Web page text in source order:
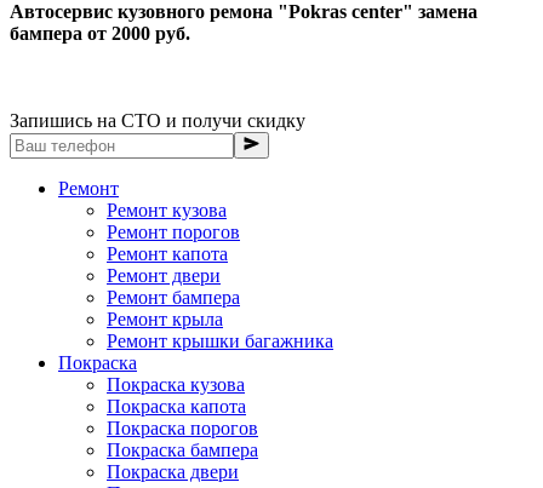
Автосервис кузовного ремона "Pokras center" замена
бампера от 2000 руб.
Запишись на СТО и получи скидку
Ремонт
Ремонт кузова
Ремонт порогов
Ремонт капота
Ремонт двери
Ремонт бампера
Ремонт крыла
Ремонт крышки багажника
Покраска
Покраска кузова
Покраска капота
Покраска порогов
Покраска бампера
Покраска двери